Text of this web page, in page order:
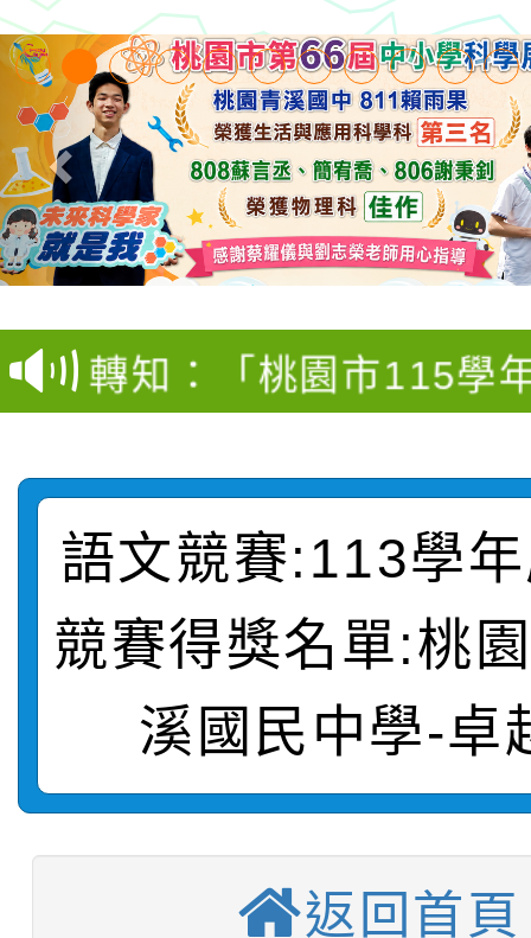
【甄選結果(第4招)】
學年度第1學期第9次代
【甄選結果(第12招)】
結果(第12招)
轉知：桃園市115學年
賽及師生本土語及新住
轉知：「桃園市115學
動辦法」
轉知臺中市政府政風處
城市手牽手，綠能透明
畫影片一案
轉知：「115學年度全
劇比賽實施要點」及修
轉知：桃園市115年度
敬師藝文競賽』實施計
【甄選結果(第11招)】
學年度第1學期第7次
結果(第11招)
【甄選結果(第3招)】
學年度第1學期第9次代
結果(第3招)
【甄選結果(第4招)】
學年度第1學期第9次
【甄選結果(第12招)】
語文競賽:113學
競賽得獎名單:桃
溪國民中學-卓
返回首頁